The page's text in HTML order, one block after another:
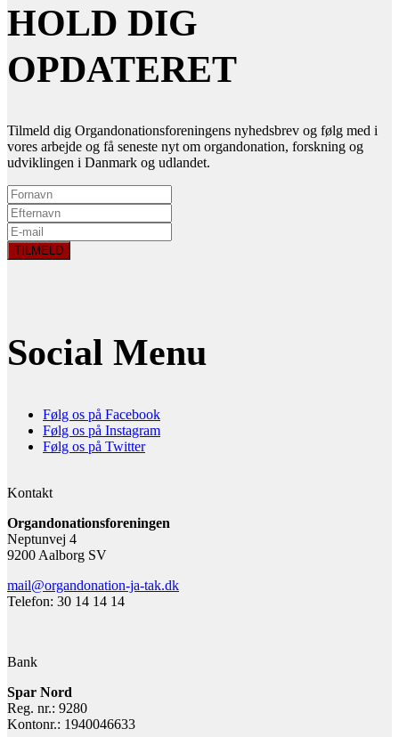
HOLD DIG
OPDATERET
Tilmeld dig Organdonationsforeningens nyhedsbrev og følg med i
vores arbejde og få seneste nyt om organdonation, forskning og
udviklingen i Danmark og udlandet.
Social Menu
Følg os på Facebook
Følg os på Instagram
Følg os på Twitter
Kontakt
Organdonationsforeningen
Neptunvej 4
9200 Aalborg SV
mail@organdonation-ja-tak.dk
Telefon: 30 14 14 14
Bank
Spar Nord
Reg. nr.: 9280
Kontonr.: 1940046633